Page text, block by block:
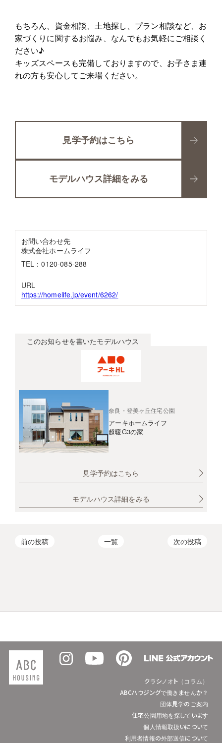
もちろん、資金相談、土地探し、プラン相談など、お
家づくりに関するお悩み、なんでもお気軽にご相談く
ださい♪
キッズスペースも完備しておりますので、お子さま連
れの方も安心してご来場ください。
見学予約はこちら
モデルハウス詳細をみる
お問い合わせ先
株式会社ホームライフ
TEL：0120-085-288
URL
https://homelife.jp/event/6262/
このお知らせを書いたモデルハウス
奈良・登美ヶ丘住宅公園
アーキホームライフ
超暖G3の家
見学予約はこちら
モデルハウス詳細をみる
前の投稿 一覧 次の投稿
クラシノオト（コラム）
ABCハウジングで働きませんか？
団体見学のご案内
住宅公園用地を探しています
個人情報取扱いについて
利用者情報の外部送信について